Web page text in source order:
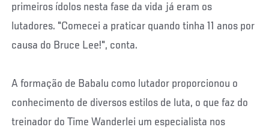
primeiros ídolos nesta fase da vida já eram os
lutadores. "Comecei a praticar quando tinha 11 anos por
causa do Bruce Lee!", conta.
A formação de Babalu como lutador proporcionou o
conhecimento de diversos estilos de luta, o que faz do
treinador do Time Wanderlei um especialista nos